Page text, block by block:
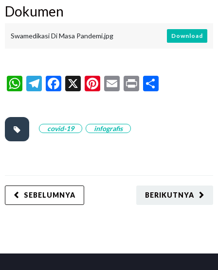
Dokumen
Swamedikasi Di Masa Pandemi.jpg Download
WhatsApp
Telegram
Facebook
X Pinterest
Email
Print
covid-19 infografis
BERIKUTNYA
SEBELUMNYA